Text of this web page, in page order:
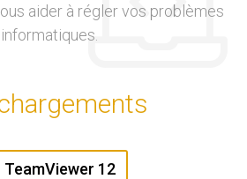
aider à régler vos problèmes
informatiques.
TeamViewer 12